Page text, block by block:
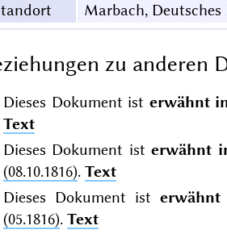
Marbach,
zu anderen
Dieses Dokument ist erwähnt
Text
Dieses Dokument isterwähnt
(08.10.1816). Text
Dieses Dokument ist erwähnt
(05.1816). Text